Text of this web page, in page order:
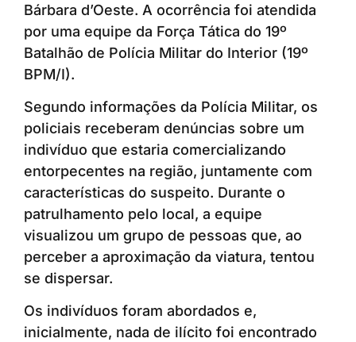
Bárbara d’Oeste. A ocorrência foi atendida
por uma equipe da Força Tática do 19º
Batalhão de Polícia Militar do Interior (19º
BPM/I).
Segundo informações da Polícia Militar, os
policiais receberam denúncias sobre um
indivíduo que estaria comercializando
entorpecentes na região, juntamente com
características do suspeito. Durante o
patrulhamento pelo local, a equipe
visualizou um grupo de pessoas que, ao
perceber a aproximação da viatura, tentou
se dispersar.
Os indivíduos foram abordados e,
inicialmente, nada de ilícito foi encontrado